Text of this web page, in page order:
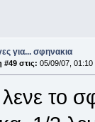
για... σφηνακια
στις: 05/09/07, 01:10
το